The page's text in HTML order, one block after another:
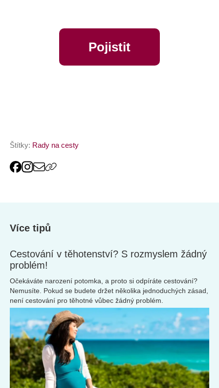
Pojistit
Štítky: Rady na cesty
Více tipů
Cestování v těhotenství? S rozmyslem žádný
problém!
Očekáváte narození potomka, a proto si odpíráte cestování?
Nemusíte. Pokud se budete držet několika jednoduchých zásad,
není cestování pro těhotné vůbec žádný problém.